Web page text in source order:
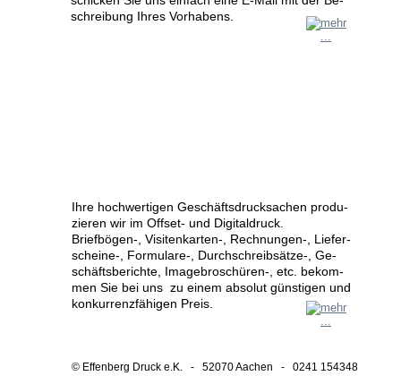
© Effenberg Druck e.K.   -   52070 Aachen   -   0241 154348
schreibung Ihres Vorhabens.
Ihre hochwertigen Geschäftsdrucksachen produ-
zieren wir im Offset- und Digitaldruck.
Briefbögen-, Visitenkarten-, Rechnungen-, Liefer-
scheine-, Formulare-, Durchschreibsätze-, Ge-
schäftsberichte, Imagebroschüren-, etc. bekom-
men Sie bei uns  zu einem absolut günstigen und
konkurrenzfähigen Preis.